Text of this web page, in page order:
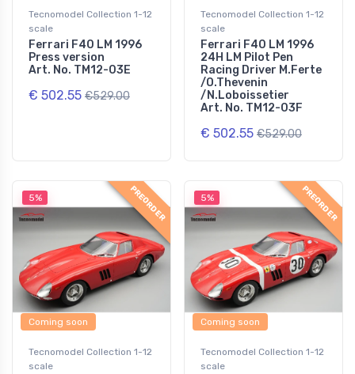
Tecnomodel Collection 1-12
scale
Ferrari F40 LM 1996
Press version
Art. No. TM12-03E
€ 502.55 €529.00
Tecnomodel Collection 1-12
scale
Ferrari F40 LM 1996
24H LM Pilot Pen
Racing Driver M.Ferte
/O.Thevenin
/N.Loboissetier
Art. No. TM12-03F
€ 502.55 €529.00
5% PREORDER
Coming soon
Tecnomodel Collection 1-12
scale
5% PREORDER
Coming soon
Tecnomodel Collection 1-12
scale